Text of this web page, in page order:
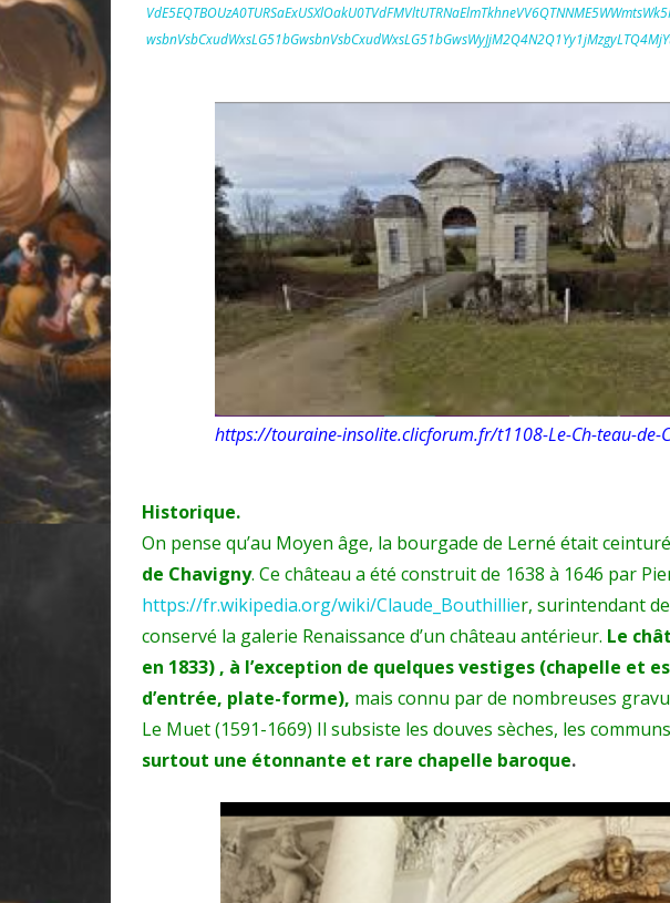
https://touraine-insolite.clicforum.fr/t1108-Le-Ch-teau-de-
Historique.
On pense qu’au Moyen âge, la bourgade de Lerné était
de Chavigny. Ce château a été construit de 1638 à 1646 par
https://fr.wikipedia.org/wiki/Claude_Bouthillier, surintendant
conservé la galerie Renaissance d’un château antérieur. Le
en 1833) , à l’exception de quelques vestiges (chapelle et
d’entrée, plate-forme), mais connu par de nombreuses
Le Muet (1591-1669) Il subsiste les douves sèches, les
surtout une étonnante et rare chapelle baroque.